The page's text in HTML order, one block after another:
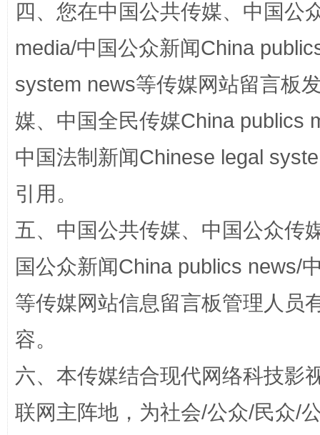
站台名比不上好声名
漫山遍野的桃花与雪山、麦地、白藏房 除
招工难、用工荒背后
四、您在中国公共传媒、中国公
media/中国公众新闻China
system news等传媒网站留言板
媒、中国全民传媒China publics
中国法制新闻Chinese legal
引用。
五、中国公共传媒、中国公众传
国公众新闻China publics news/
等传媒网站信息留言板管理人员
容。
六、本传媒结合现代网络科技影
联网主阵地，为社会/公众/民众/